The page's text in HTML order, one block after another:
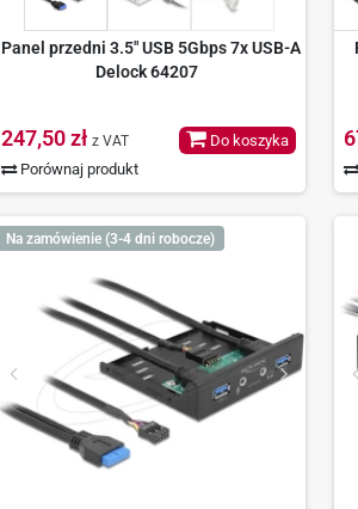
Panel przedni 3.5" USB 5Gbps 7x USB-A
Delock 64207
247,50 zł z VAT
Porównaj produkt
Do koszyka
Na zamówienie (3-4 dni robocze)